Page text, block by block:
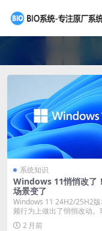
系统知识
Windows 11悄悄改了
场景变了
Windows 11 24H2/25H2
频行为上做出了悄悄改动。
当...
2 月前